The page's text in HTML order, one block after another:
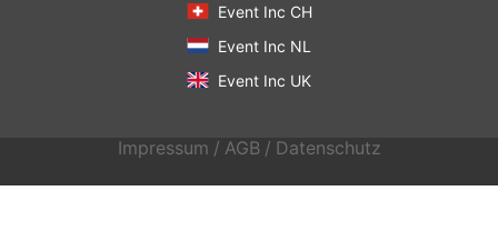
Event Inc CH
Event Inc NL
Event Inc UK
Impressum / AGB / Datenschutz